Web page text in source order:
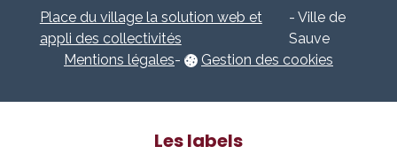
Place du village la solution web et
appli des collectivités
- Ville de
Sauve
Mentions légales- Gestion des cookies
Les labels